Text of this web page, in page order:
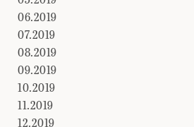
06.2019
07.2019
08.2019
09.2019
10.2019
11.2019
12.2019